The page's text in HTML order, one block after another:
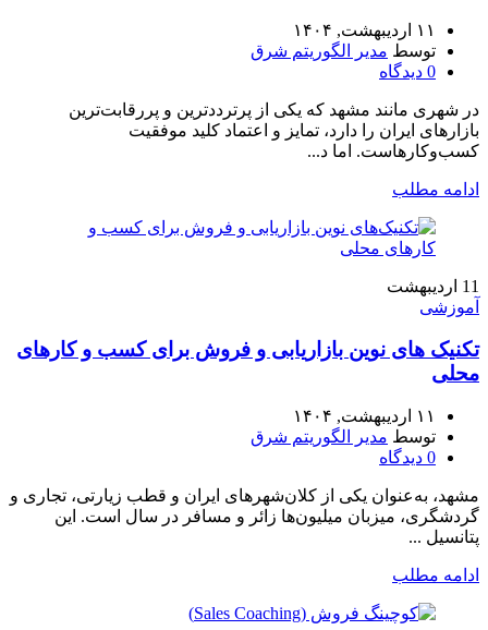
۱۱ اردیبهشت, ۱۴۰۴
توسط مدیر الگوریتم شرق
0 دیدگاه
در شهری مانند مشهد که یکی از پرترددترین و پررقابت‌ترین
بازارهای ایران را دارد، تمایز و اعتماد کلید موفقیت
کسب‌وکارهاست. اما د...
ادامه مطلب
11 اردیبهشت
آموزشی
تکنیک‌ های نوین بازاریابی و فروش برای کسب‌ و کارهای
محلی
۱۱ اردیبهشت, ۱۴۰۴
توسط مدیر الگوریتم شرق
0 دیدگاه
مشهد، به‌عنوان یکی از کلان‌شهرهای ایران و قطب زیارتی، تجاری و
گردشگری، میزبان میلیون‌ها زائر و مسافر در سال است. این
پتانسیل ...
ادامه مطلب